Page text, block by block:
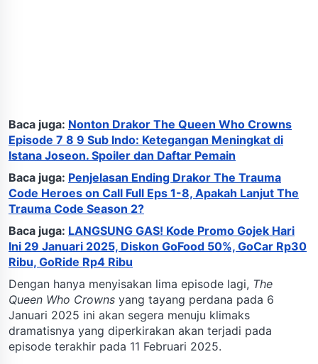
Baca juga: Nonton Drakor The Queen Who Crowns
Episode 7 8 9 Sub Indo: Ketegangan Meningkat di
Istana Joseon. Spoiler dan Daftar Pemain
Baca juga: Penjelasan Ending Drakor The Trauma
Code Heroes on Call Full Eps 1-8, Apakah Lanjut The
Trauma Code Season 2?
Baca juga: LANGSUNG GAS! Kode Promo Gojek Hari
Ini 29 Januari 2025, Diskon GoFood 50%, GoCar Rp30
Ribu, GoRide Rp4 Ribu
Dengan hanya menyisakan lima episode lagi, The
Queen Who Crowns yang tayang perdana pada 6
Januari 2025 ini akan segera menuju klimaks
dramatisnya yang diperkirakan akan terjadi pada
episode terakhir pada 11 Februari 2025.